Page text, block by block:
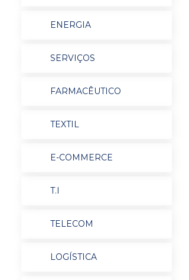
ENERGIA
SERVIÇOS
FARMACÊUTICO
TEXTIL
E-COMMERCE
T.I
TELECOM
LOGÍSTICA